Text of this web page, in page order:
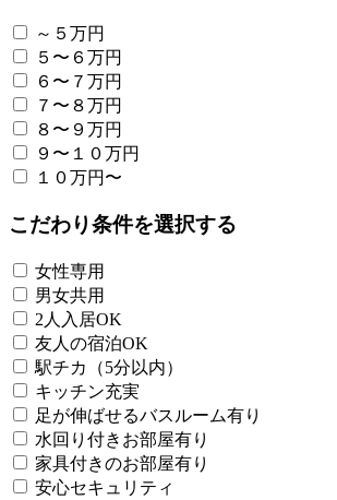
～５万円
５〜６万円
６〜７万円
７〜８万円
８〜９万円
９〜１０万円
１０万円〜
こだわり条件を選択する
女性専用
男女共用
2人入居OK
友人の宿泊OK
駅チカ（5分以内）
キッチン充実
足が伸ばせるバスルーム有り
水回り付きお部屋有り
家具付きのお部屋有り
安心セキュリティ